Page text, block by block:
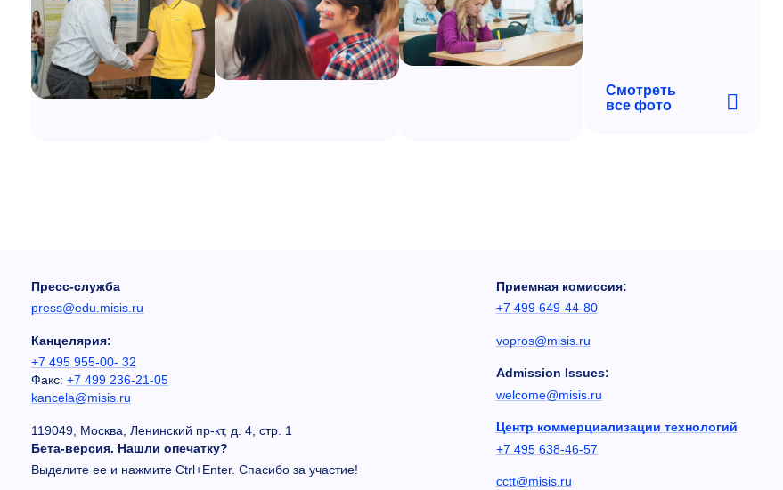
Смотреть
все фото
Пресс-служба
press@edu.misis.ru
Канцелярия:
+7 495 955-00- 32
Факс: +7 499 236-21-05
kancela@misis.ru
119049, Москва, Ленинский пр-кт, д. 4, стр. 1
Бета-версия. Нашли опечатку?
Выделите ее и нажмите Ctrl+Enter. Спасибо за участие!
Приемная комиссия:
+7 499 649-44-80
vopros@misis.ru
Admission Issues:
welcome@misis.ru
Центр коммерциализации технологий
+7 495 638-46-57
cctt@misis.ru